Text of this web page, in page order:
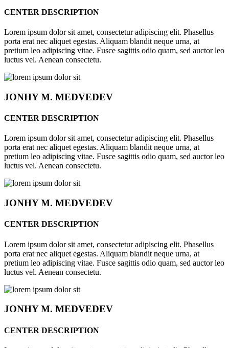
CENTER DESCRIPTION
Lorem ipsum dolor sit amet, consectetur adipiscing elit. Phasellus
porta erat nec aliquet egestas. Aliquam blandit neque urna, at
pretium leo adipiscing vitae. Fusce sagittis odio quam, sed auctor leo
luctus vel. Aenean consectetu.
JONHYM. MEDVEDEV
CENTER DESCRIPTION
Lorem ipsum dolor sit amet, consectetur adipiscing elit. Phasellus
porta erat nec aliquet egestas. Aliquam blandit neque urna, at
pretium leo adipiscing vitae. Fusce sagittis odio quam, sed auctor leo
luctus vel. Aenean consectetu.
JONHYM. MEDVEDEV
CENTER DESCRIPTION
Lorem ipsum dolor sit amet, consectetur adipiscing elit. Phasellus
porta erat nec aliquet egestas. Aliquam blandit neque urna, at
pretium leo adipiscing vitae. Fusce sagittis odio quam, sed auctor leo
luctus vel. Aenean consectetu.
JONHYM. MEDVEDEV
CENTER DESCRIPTION